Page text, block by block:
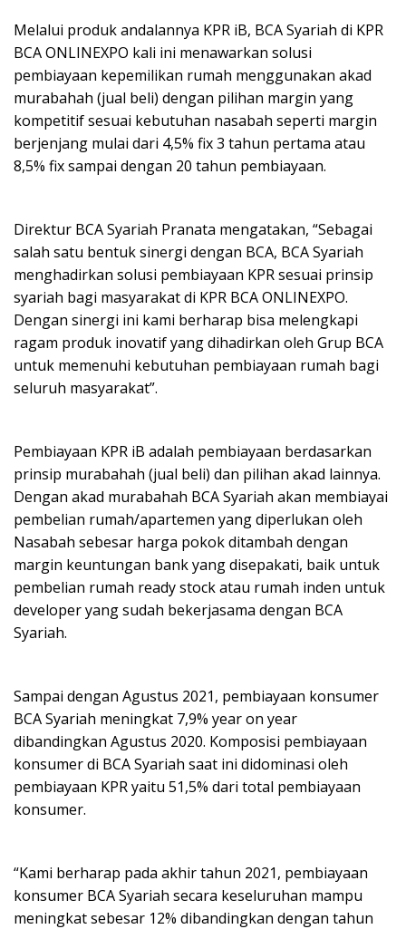
Melalui produk andalannya KPR iB, BCA Syariah di KPR
BCA ONLINEXPO kali ini menawarkan solusi
pembiayaan kepemilikan rumah menggunakan akad
murabahah (jual beli) dengan pilihan margin yang
kompetitif sesuai kebutuhan nasabah seperti margin
berjenjang mulai dari 4,5% fix 3 tahun pertama atau
8,5% fix sampai dengan 20 tahun pembiayaan.
Direktur BCA Syariah Pranata mengatakan, “Sebagai
salah satu bentuk sinergi dengan BCA, BCA Syariah
menghadirkan solusi pembiayaan KPR sesuai prinsip
syariah bagi masyarakat di KPR BCA ONLINEXPO.
Dengan sinergi ini kami berharap bisa melengkapi
ragam produk inovatif yang dihadirkan oleh Grup BCA
untuk memenuhi kebutuhan pembiayaan rumah bagi
seluruh masyarakat”.
Pembiayaan KPR iB adalah pembiayaan berdasarkan
prinsip murabahah (jual beli) dan pilihan akad lainnya.
Dengan akad murabahah BCA Syariah akan membiayai
pembelian rumah/apartemen yang diperlukan oleh
Nasabah sebesar harga pokok ditambah dengan
margin keuntungan bank yang disepakati, baik untuk
pembelian rumah ready stock atau rumah inden untuk
developer yang sudah bekerjasama dengan BCA
Syariah.
Sampai dengan Agustus 2021, pembiayaan konsumer
BCA Syariah meningkat 7,9% year on year
dibandingkan Agustus 2020. Komposisi pembiayaan
konsumer di BCA Syariah saat ini didominasi oleh
pembiayaan KPR yaitu 51,5% dari total pembiayaan
konsumer.
“Kami berharap pada akhir tahun 2021, pembiayaan
konsumer BCA Syariah secara keseluruhan mampu
meningkat sebesar 12% dibandingkan dengan tahun